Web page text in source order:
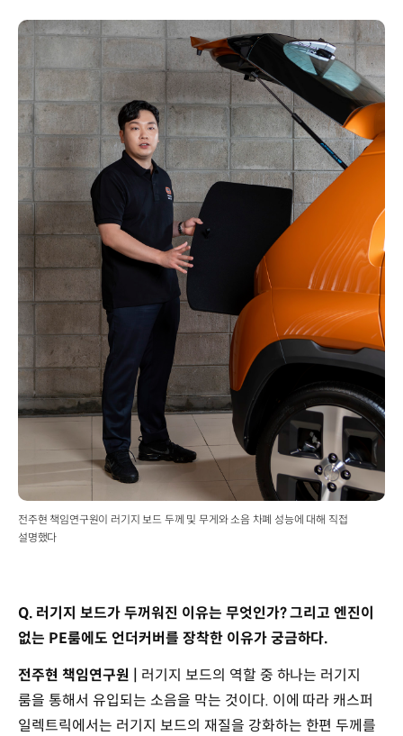
전주현 책임연구원이 러기지 보드 두께 및 무게와 소음 차폐 성능에 대해 직접
설명했다
Q. 러기지 보드가 두꺼워진 이유는 무엇인가? 그리고 엔진이
없는 PE룸에도 언더커버를 장착한 이유가 궁금하다.
전주현 책임연구원 | 러기지 보드의 역할 중 하나는 러기지
룸을 통해서 유입되는 소음을 막는 것이다. 이에 따라 캐스퍼
일렉트릭에서는 러기지 보드의 재질을 강화하는 한편 두께를